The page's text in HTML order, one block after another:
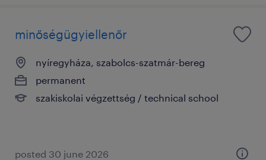
minőségügyiellenőr
nyíregyháza, szabolcs-szatmár-bereg
permanent
szakiskolai végzettség / technical school
posted 30 june 2026